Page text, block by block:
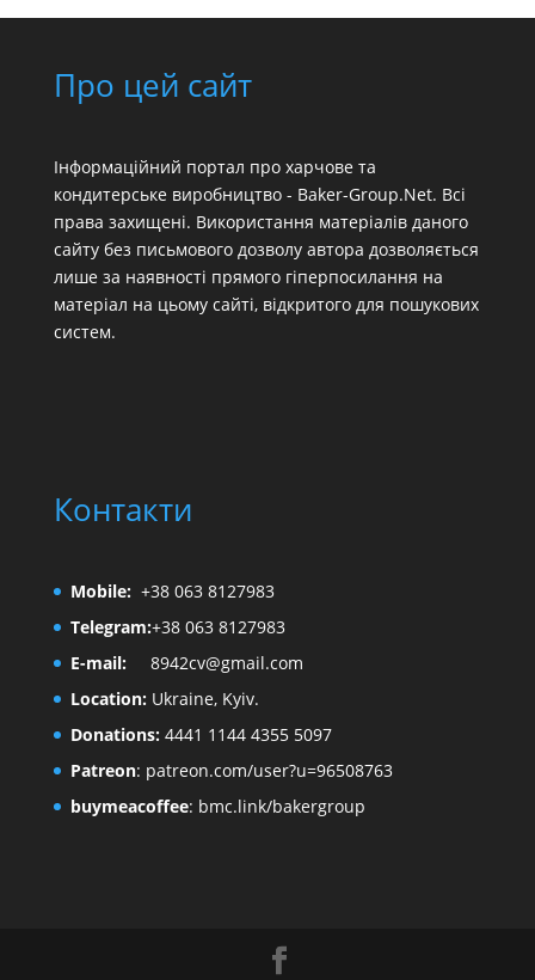
Про цей сайт
Інформаційний портал про харчове та
кондитерське виробництво - Baker-Group.Net. Всі
права захищені. Використання матеріалів даного
сайту без письмового дозволу автора дозволяється
лише за наявності прямого гіперпосилання на
матеріал на цьому сайті, відкритого для пошукових
систем.
Контакти
Mobile: +38 063 8127983
Telegram:+38 063 8127983
E-mail:
8942cv@gmail.com
Location:Ukraine, Kyiv.
Donations:4441 1144 4355 5097
Patreon: patreon.com/user?u=96508763
buymeacoffee: bmc.link/bakergroup